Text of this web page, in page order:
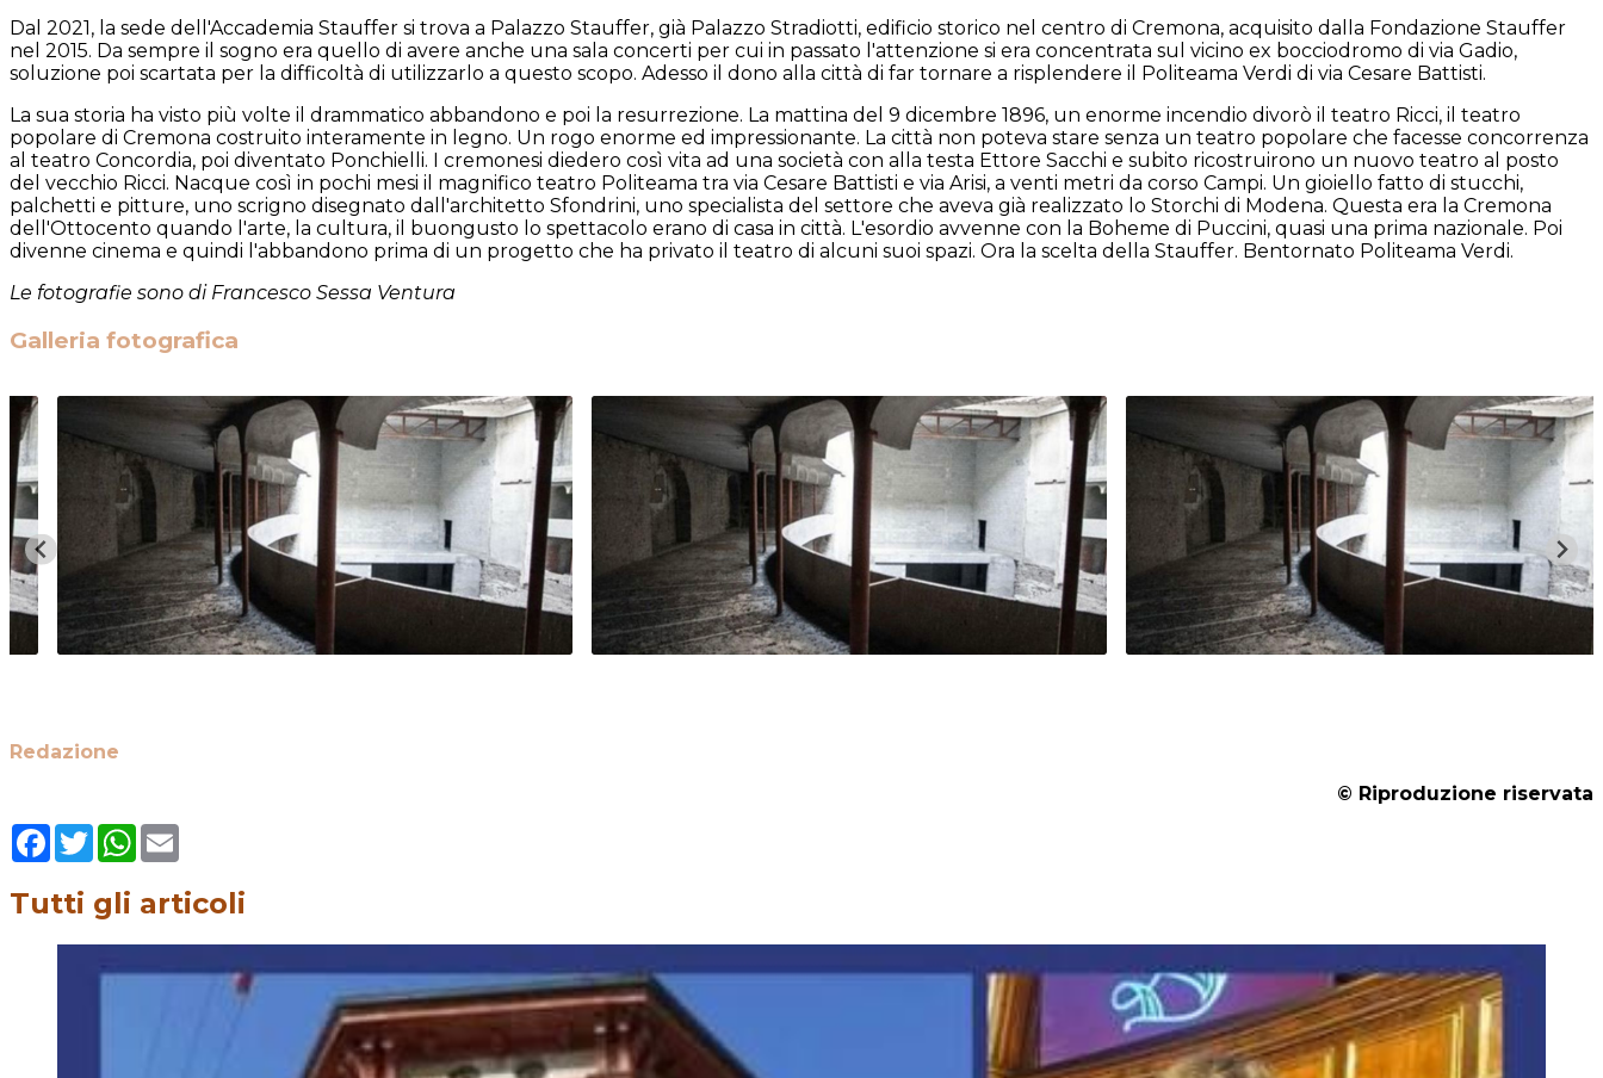
Dal 2021, la sede dell'Accademia Stauffer si trova a Palazzo Stauffer, già Palazzo Stradiotti, edificio storico nel centro di Cremona, acquisito dalla Fondazione Stauffer
nel 2015. Da sempre il sogno era quello di avere anche una sala concerti per cui in passato l'attenzione si era concentrata sul vicino ex bocciodromo di via Gadio,
soluzione poi scartata per la difficoltà di utilizzarlo a questo scopo. Adesso il dono alla città di far tornare a risplendere il Politeama Verdi di via Cesare Battisti.
La sua storia ha visto più volte il drammatico abbandono e poi la resurrezione. La mattina del 9 dicembre 1896, un enorme incendio divorò il teatro Ricci, il teatro
popolare di Cremona costruito interamente in legno. Un rogo enorme ed impressionante. La città non poteva stare senza un teatro popolare che facesse concorrenza
al teatro Concordia, poi diventato Ponchielli. I cremonesi diedero così vita ad una società con alla testa Ettore Sacchi e subito ricostruirono un nuovo teatro al posto
del vecchio Ricci. Nacque così in pochi mesi il magnifico teatro Politeama tra via Cesare Battisti e via Arisi, a venti metri da corso Campi. Un gioiello fatto di stucchi,
palchetti e pitture, uno scrigno disegnato dall'architetto Sfondrini, uno specialista del settore che aveva già realizzato lo Storchi di Modena. Questa era la Cremona
dell'Ottocento quando l'arte, la cultura, il buongusto lo spettacolo erano di casa in città. L'esordio avvenne con la Boheme di Puccini, quasi una prima nazionale. Poi
divenne cinema e quindi l'abbandono prima di un progetto che ha privato il teatro di alcuni suoi spazi. Ora la scelta della Stauffer. Bentornato Politeama Verdi.
Le fotografie sono di Francesco Sessa Ventura
Galleria fotografica
Redazione
© Riproduzione riservata
Facebook
TwitterWhatsApp
Tutti gli articoli